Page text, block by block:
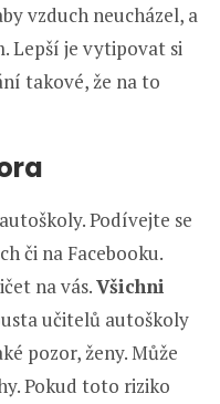
vzduch neucházel, a
Lepší je vytipovat si
takové, že na to
Podívejte se
či na Facebooku.
na vás.Všichni
učitelů autoškoly
pozor, ženy. Může
Pokud toto riziko